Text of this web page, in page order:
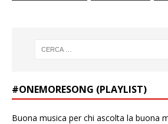
#ONEMORESONG (PLAYLIST)
Buona musica per chi ascolta la buona